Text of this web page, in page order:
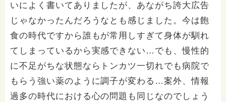
いによく書いてありましたが、あながち誇大広告
じゃなかったんだろうなとも感じました。今は飽
食の時代ですから誰もが常用しすぎて身体が馴れ
てしまっているから実感できない…でも、慢性的
に不足がちな状態ならトンカツ一切れでも病院で
もらう強い薬のように調子が変わる…案外、情報
過多の時代における心の問題も同じなのでしょう